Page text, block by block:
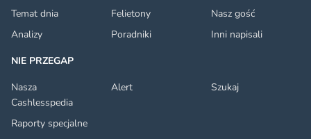
Temat dnia
Felietony
Nasz gość
Analizy
Poradniki
Inni napisali
NIE PRZEGAP
Nasza
Cashlesspedia
Alert Szukaj
Raporty specjalne